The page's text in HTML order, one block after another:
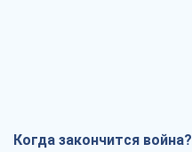
Когда закончится война?